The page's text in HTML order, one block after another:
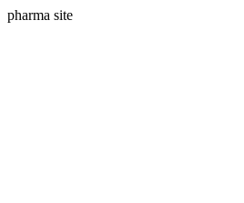
pharma site